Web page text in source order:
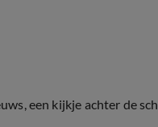
een kijkje achter de